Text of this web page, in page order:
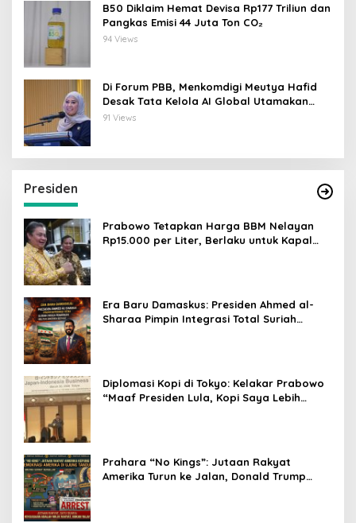
B50 Diklaim Hemat Devisa Rp177 Triliun dan
Pangkas Emisi 44 Juta Ton CO₂
94 Views
Di Forum PBB, Menkomdigi Meutya Hafid
Desak Tata Kelola AI Global Utamakan
Perlindungan Anak
91 Views
Presiden
Prabowo Tetapkan Harga BBM Nelayan
Rp15.000 per Liter, Berlaku untuk Kapal
Era Baru Damaskus: Presiden Ahmed al-
Sharaa Pimpin Integrasi Total Suriah
Diplomasi Kopi di Tokyo: Kelakar Prabowo
“Maaf Presiden Lula, Kopi Saya Lebih
Prahara “No Kings”: Jutaan Rakyat
Amerika Turun ke Jalan, Donald Trump